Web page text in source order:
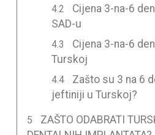
Cijena 3-na-6
SAD-u
Cijena 3-na-6
Turskoj
Zašto su 3 na 6
jeftiniji u Turskoj?
ZAŠTO ODABRATI